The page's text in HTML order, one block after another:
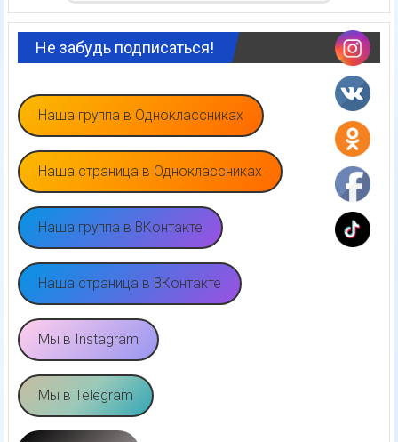
Не забудь подписаться!
Наша группа в Одноклассниках
Наша страница в Одноклассниках
Наша группа в ВКонтакте
Наша страница в ВКонтакте
Мы в Instagram
Мы в Telegram